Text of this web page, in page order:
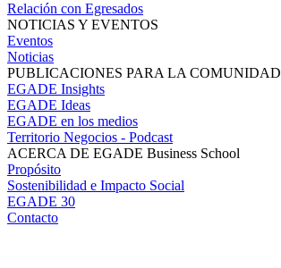
Relación con Egresados
NOTICIAS Y EVENTOS
Eventos
Noticias
PUBLICACIONES PARA LA COMUNIDAD
EGADE Insights
EGADE Ideas
EGADE en los medios
Territorio Negocios - Podcast
ACERCA DE EGADE Business School
Propósito
Sostenibilidad e Impacto Social
EGADE 30
Contacto